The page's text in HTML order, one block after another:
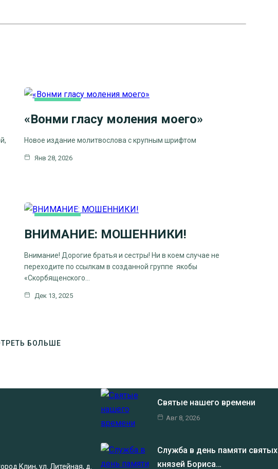
«Вонми гласу моления моего»
Новое издание молитвослова с крупным шрифтом
Янв 28, 2026
ВНИМАНИЕ: МОШЕННИКИ!
Внимание! Дорогие братья и сестры! Ни в коем случае не
переходите по ссылкам в созданной группе якобы
«Скорбященского…
Дек 13, 2025
БОЛЬШЕ
Клин, ул. Литейная, д.
Святые нашего времени
Авг 8, 2026
Служба в день памяти святых
князей Бориса…